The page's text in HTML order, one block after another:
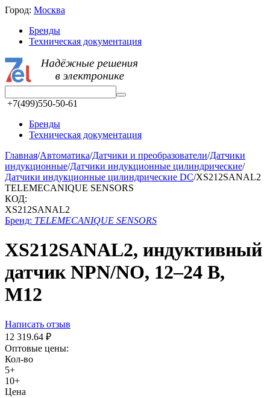
Город: Москва
Бренды
Техническая документация
+7(499)550-50-61
Бренды
Техническая документация
Главная/Автоматика/Датчики и преобразователи/Датчики
индукционные/Датчики индукционные цилиндрические/
Датчики индукционные цилиндрические DC/XS212SANAL2
TELEMECANIQUE SENSORS
КОД:
XS212SANAL2
Бренд: TELEMECANIQUE SENSORS
XS212SANAL2, индуктивный
датчик NPN/NO, 12–24 В,
М12
Написать отзыв
12 319.64 ₽
Оптовые цены:
Кол-во
5+
10+
Цена